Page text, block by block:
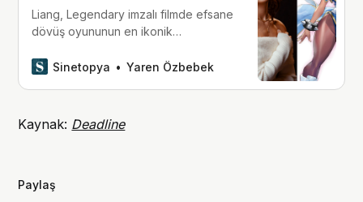
Liang, Legendary imzalı filmde efsane
dövüş oyununun en ikonik
verecek.
Sinetopya Yaren Özbebek
Kaynak: Deadline
Paylaş